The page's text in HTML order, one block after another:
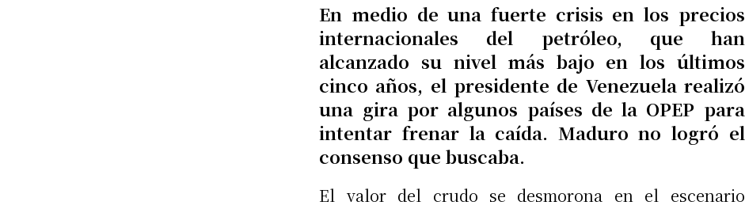
En medio de una fuerte crisis en los precios
internacionales del petróleo, que han
alcanzado su nivel más bajo en los últimos
cinco años, el presidente de Venezuela realizó
una gira por algunos países de la OPEP para
intentar frenar la caída. Maduro no logró el
consenso que buscaba.
El valor del crudo se desmorona en el escenario